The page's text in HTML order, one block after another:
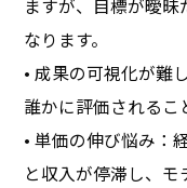
ますが、目標が曖昧
なります。
• 成果の可視化が難
誰かに評価されるこ
• 単価の伸び悩み：
と収入が停滞し、モ